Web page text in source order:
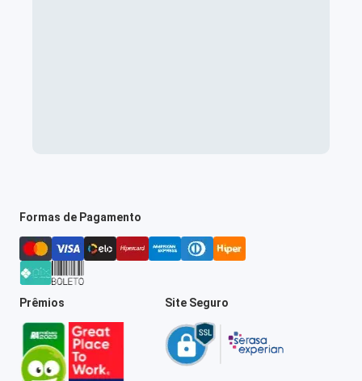
Formas de Pagamento
Prêmios Site Seguro